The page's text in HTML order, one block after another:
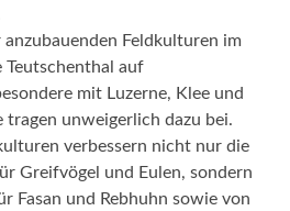
anzubauenden Feldkulturen im
Teutschenthal auf
mit Luzerne, Klee und
tragen unweigerlich dazu bei.
verbessern nicht nur die
Greifvögel und Eulen, sondern
Fasan und Rebhuhn sowie von